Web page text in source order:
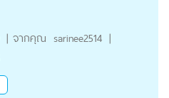
| จากคุณ sarinee2514 |